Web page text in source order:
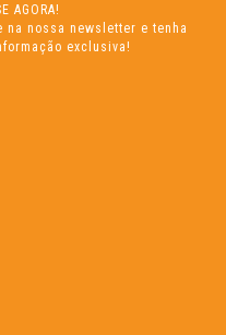
AGORA!
na nossa newsletter e tenha
exclusiva!